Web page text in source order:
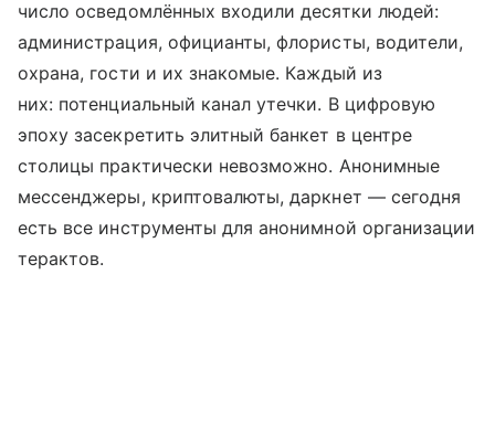
число осведомлённых входили десятки людей:
администрация, официанты, флористы, водители,
охрана, гости и их знакомые. Каждый из
них: потенциальный канал утечки. В цифровую
эпоху засекретить элитный банкет в центре
столицы практически невозможно. Анонимные
мессенджеры, криптовалюты, даркнет — сегодня
есть все инструменты для анонимной организации
терактов.